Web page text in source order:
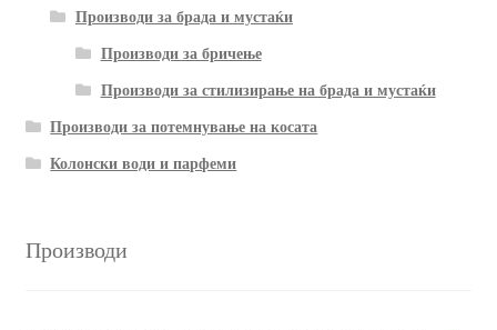
Производи за брада и мустаќи
Производи за бричење
Производи за стилизирање на брада и мустаќи
Производи за потемнување на косата
Колонски води и парфеми
Производи